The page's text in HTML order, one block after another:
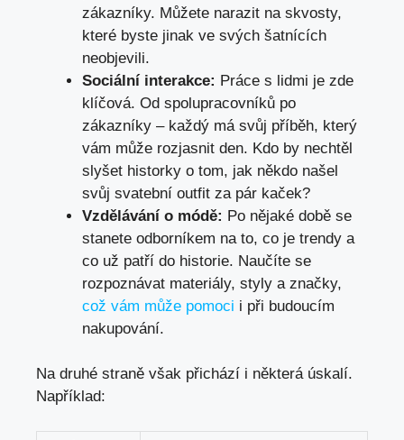
zákazníky. Můžete narazit na skvosty,
které byste jinak ve svých šatnících
neobjevili.
Sociální interakce: Práce s lidmi je zde
klíčová. Od spolupracovníků po
zákazníky – každý má svůj příběh, který
vám může rozjasnit den. Kdo by nechtěl
slyšet historky o tom, jak někdo našel
svůj svatební outfit za pár kaček?
Vzdělávání o módě: Po nějaké době se
stanete odborníkem na to, co je trendy a
co už patří do historie. Naučíte se
rozpoznávat materiály, styly a značky,
což vám může pomoci i při budoucím
nakupování.
Na druhé straně však přichází i některá úskalí.
Například: